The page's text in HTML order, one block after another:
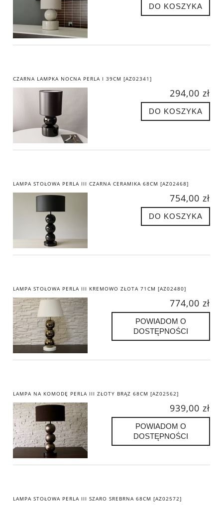
DO KOSZYKA
CZARNA LAMPKA NOCNA PERLA I 39CM [AZ02341]
294,00 zł
DO KOSZYKA
LAMPA STOŁOWA PERLA III CZARNA CERAMIKA 68CM [AZ02468]
754,00 zł
DO KOSZYKA
LAMPA STOŁOWA PERLA III KREMOWO ZŁOTA 71CM [AZ02480]
774,00 zł
POWIADOM O
DOSTĘPNOŚCI
LAMPA NA KOMODĘ PERLA III ZŁOTY BRĄZ 68CM [AZ02562]
939,00 zł
POWIADOM O
DOSTĘPNOŚCI
LAMPA STOŁOWA PERLA III SZARO SREBRNA 68CM [AZ02572]